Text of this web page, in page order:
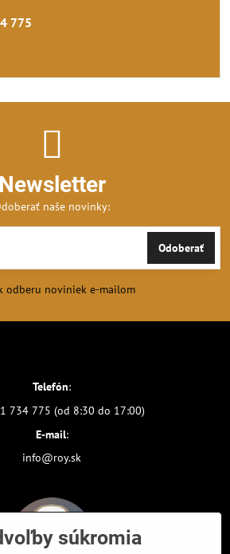
775
Newsletter
naše novinky:
Odoberať
odberu noviniek e-mailom
Telefón:
734 775 (od 8:30 do 17:00)
E-mail:
info@roy.sk
súkromia